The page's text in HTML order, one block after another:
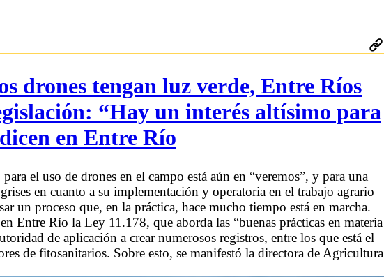
drones tengan luz verde, Entre Ríos
“Hay un interés altísimo para
en Entre Río
el uso de drones en el campo está aún en “veremos”, y para una
en cuanto a su implementación y operatoria en el trabajo agrario
un proceso que, en la práctica, hace mucho tiempo está en marcha.
Entre Río la Ley 11.178, que aborda las “buenas prácticas en materia
de aplicación a crear numerosos registros, entre los que está el
de fitosanitarios. Sobre esto, se manifestó la directora de Agricultura